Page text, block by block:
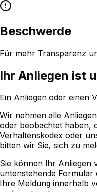
Beschwerde
Für mehr Transparenz
Ihr Anliegen ist
Ein Anliegen oder einen
Wir nehmen alle
oder beobachtet haben,
Verhaltenskodex oder
bitten wir Sie, sich zu
Sie können Ihr Anliegen
untenstehende
Ihre Meldung innerhalb